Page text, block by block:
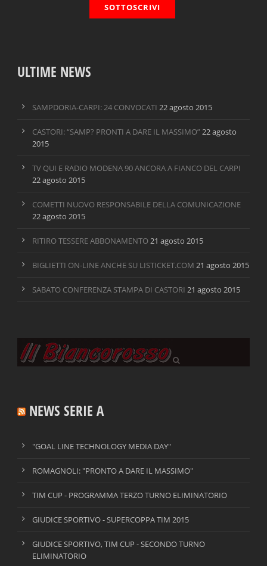
ULTIME NEWS
SAMPDORIA-CARPI: 24 CONVOCATI 22 agosto 2015
CASTORI: “SAMP? PRONTI A DARE IL MASSIMO” 22 agosto
2015
TV QUI E RADIO MODENA 90 ANCORA A FIANCO DEL CARPI
22 agosto 2015
COMETTI NUOVO RESPONSABILE DELLA COMUNICAZIONE
22 agosto 2015
RITIRO TESSERE ABBONAMENTO21 agosto 2015
BIGLIETTI ON-LINE ANCHE SU LISTICKET.COM 21 agosto 2015
SABATO CONFERENZA STAMPA DI CASTORI 21 agosto 2015
NEWS SERIE A
"GOAL LINE TECHNOLOGY MEDIA DAY"
ROMAGNOLI: "PRONTO A DARE IL MASSIMO"
TIM CUP - PROGRAMMA TERZO TURNO ELIMINATORIO
GIUDICE SPORTIVO - SUPERCOPPA TIM 2015
GIUDICE SPORTIVO, TIM CUP - SECONDO TURNO
ELIMINATORIO